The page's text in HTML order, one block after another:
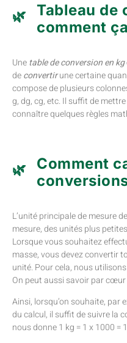
Tableau de
comment
Une table de conversionen kg
deconvertirune certaine
compose de plusieurs
g, dg, cg, etc. Il suffit de
connaître quelques règles
Comment
L’unité principale de mesure
mesure, des unités plus
Lorsque vous souhaitez
masse, vous devez convertir
unité. Pour cela, nous
On peut aussi savoir par cœur
Ainsi, lorsqu’on souhaite, par
du calcul, il suffit de suivre la
nous donne 1 kg = 1 x 1000 =